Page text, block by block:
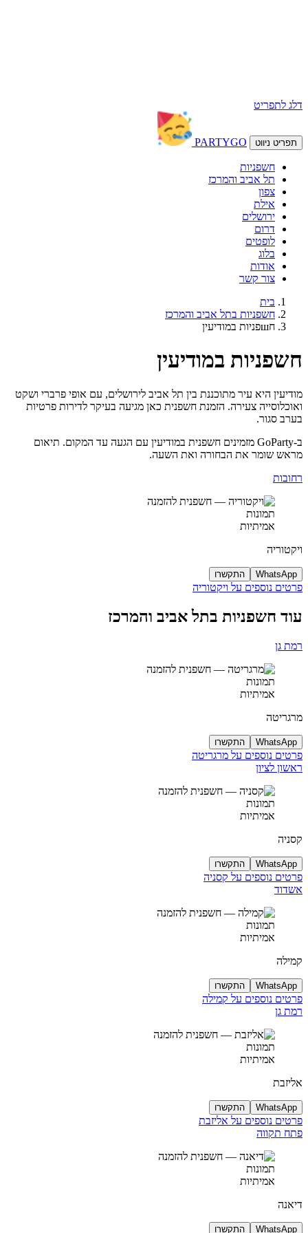
דלג לתפריט
תפריט ניווט PARTYGO
חשפניות
תל אביב והמרכז
צפון
אילת
ירושלים
דרום
לופטים
בלוג
אודות
צור קשר
בית
חשפניות בתל אביב והמרכז
חшפניות במודיעין
חשפניות במודיעין
מודיעין היא עיר מתוכננת בין תל אביב לירושלים, עם אופי פרברי ושקט
ואוכלוסייה צעירה. הזמנת חשפנית כאן מגיעה בעיקר לדירות פרטיות
בערב סגור.
ב-GoParty מזמינים חשפנית במודיעין עם הגעה עד המקום. תיאום
מראש שומר את הבחורה ואת השעה.
רחובות
תמונות
אמיתיות
ויקטוריה
WhatsApp התקשרו
פרטים נוספים על ויקטוריה
עוד חשפניות בתל אביב והמרכז
רמת גן
תמונות
אמיתיות
מרגריטה
WhatsApp התקשרו
פרטים נוספים על מרגריטה
ראשון לציון
תמונות
אמיתיות
קסניה
WhatsApp התקשרו
פרטים נוספים על קסניה
אשדוד
תמונות
אמיתיות
קמילה
WhatsApp התקשרו
פרטים נוספים על קמילה
רמת גן
תמונות
אמיתיות
אליזבת
WhatsApp התקשרו
פרטים נוספים על אליזבת
פתח תקווה
תמונות
אמיתיות
דיאנה
WhatsApp התקשרו